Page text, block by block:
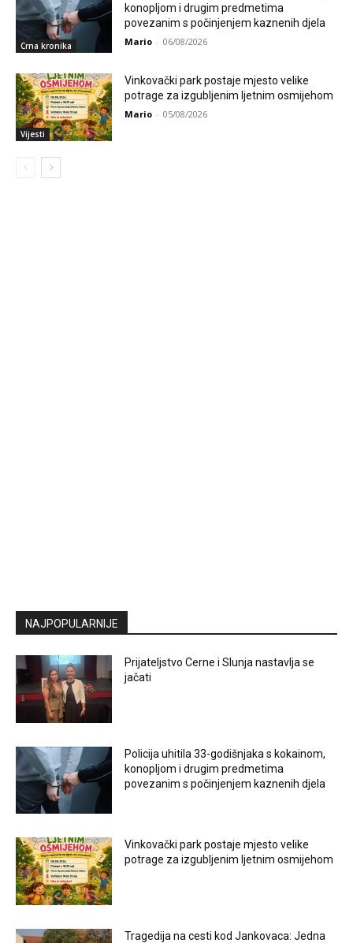
Crna kronika
konopljom i drugim predmetima
povezanim s počinjenjem kaznenih djela
Mario - 06/08/2026
Vijesti
Vinkovački park postaje mjesto velike
potrage za izgubljenim ljetnim osmijehom
Mario - 05/08/2026
NAJPOPULARNIJE
Prijateljstvo Cerne i Slunja nastavlja se
jačati
Policija uhitila 33-godišnjaka s kokainom,
konopljom i drugim predmetima
povezanim s počinjenjem kaznenih djela
Vinkovački park postaje mjesto velike
potrage za izgubljenim ljetnim osmijehom
Tragedija na cesti kod Jankovaca: Jedna